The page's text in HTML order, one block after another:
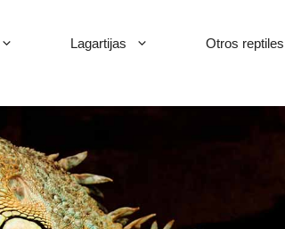
Lagartijas Otros reptiles